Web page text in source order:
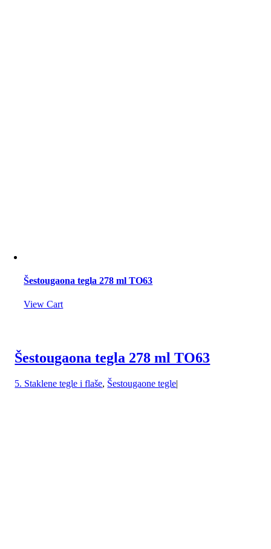
Šestougaona tegla 278 ml TO63
View Cart
Šestougaona tegla 278 ml TO63
5. Staklene tegle i flaše, Šestougaone tegle|